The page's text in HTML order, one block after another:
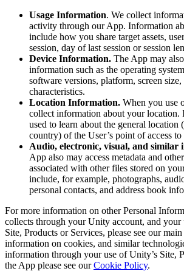
Usage Information. We collect
activity through our App. Information
include how you share target assets,
session, day of last session or session
Device Information. The App may
information such as the operating
software versions, platform, screen
characteristics.
Location Information. When you use
collect information about your location.
used to learn about the general location
country) of the User’s point of access
Audio, electronic, visual, and similar
App also may access metadata and
associated with other files stored on
include, for example, photographs,
personal contacts, and address book
For more information on other Personal
collects through your Unity account, and
Site, Products or Services, please see our main
information on cookies, and similar
information through your use of Unity’s Site,
the App please see ourCookie Policy.